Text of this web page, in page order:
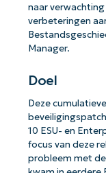
naar
verbeteringen
Manager.
Doel
Deze
10 ESU- en
focus van deze
probleem met